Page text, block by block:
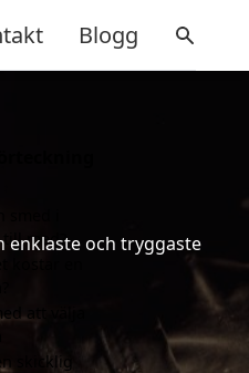
Blogg
enklaste och tryggaste
i
med?
kostar en
att välja
skicklig